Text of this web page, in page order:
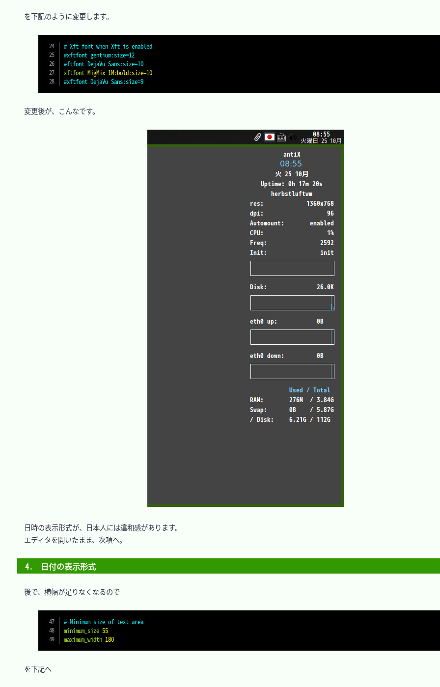
を下記のように変更します。
# Xft font when Xft is enabled
#xftfont gentium:size=12
#ftfont DejaVu Sans:size=10
xftfont MigMix 1M:bold:size=10
#xftfont DejaVu Sans:size=9
変更後が、こんなです。
日時の表示形式が、日本人には違和感があります。
エディタを開いたまま、次項へ。
4.　日付の表示形式
後で、横幅が足りなくなるので
# Minimum size of text area
minimum_size 55
maximum_width 180
を下記へ